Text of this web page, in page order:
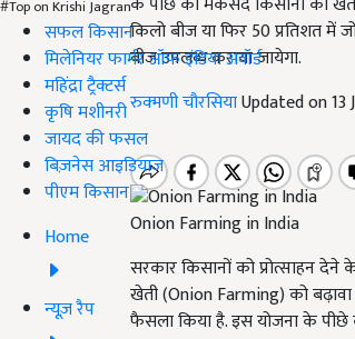
#Top on Krishi Jagran
सफल किसान
मिलेनियर फार्मर ऑफ इंडिया अवॉर्ड
महिंद्रा ट्रैक्टर्स
कृषि मशीनरी
जायद की फसल
बिज़नेस आइडियाज
पीएम किसान
Home
न्यूज़ रैप
किलो बीज या फिर 50 प्रतिशत में
बीज उपलब्ध कराया जायेगा.
रुक्मणी चौरसियाUpdated on 13
Onion Farming in India
सरकार किसानों को प्रोत्साहन
खेती (Onion Farming) को
फैसला किया है. इस योजना के पीछे